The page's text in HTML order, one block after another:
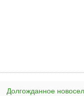
Долгожданное